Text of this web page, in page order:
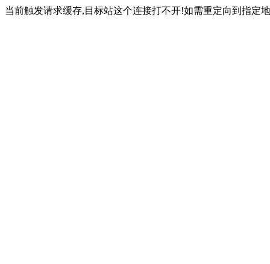
当前触发请求缓存,目标站这个连接打不开!如需重定向到指定